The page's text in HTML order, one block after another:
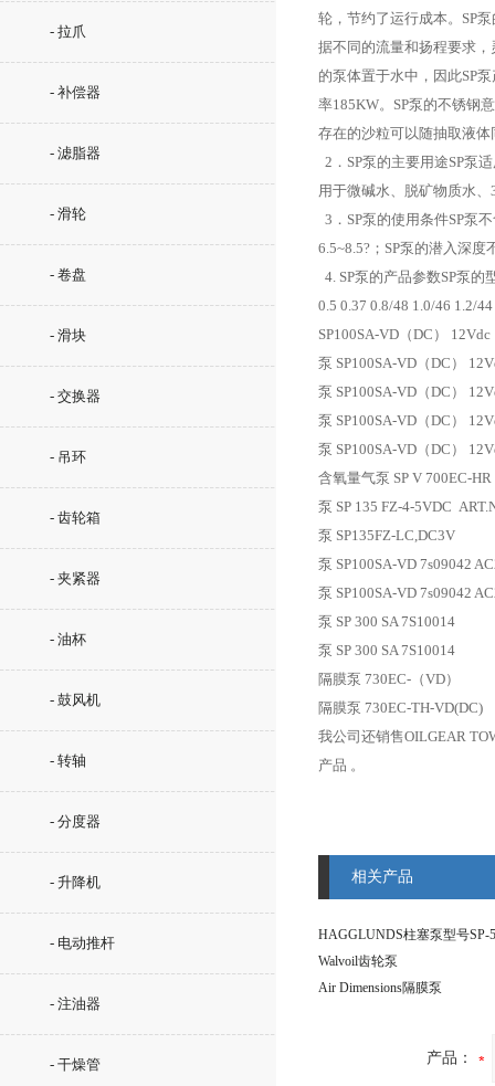
- 拉爪
- 补偿器
- 滤脂器
- 滑轮
- 卷盘
- 滑块
- 交换器
- 吊环
- 齿轮箱
- 夹紧器
- 油杯
- 鼓风机
- 转轴
- 分度器
- 升降机
- 电动推杆
- 注油器
- 干燥管
轮，节约了运行成本。SP
据不同的流量和扬程要求
的泵体置于水中，因此SP
率185KW。SP泵的不锈钢
存在的沙粒可以随抽取液
2．SP泵的主要用途SP泵
用于微碱水、脱矿物质水
3．SP泵的使用条件SP泵
6.5~8.5?；SP泵的潜入深度
4. SP泵的产品参数SP泵的
0.5 0.37 0.8/48 1.0/46 1.2/
SP100SA-VD（DC） 12Vdc
泵 SP100SA-VD（DC）
泵 SP100SA-VD（DC）
泵 SP100SA-VD（DC）
泵 SP100SA-VD（DC）
含氧量气泵 SP V 700EC-
泵 SP 135 FZ-4-5VDC
泵 SP135FZ-LC,DC3V
泵 SP100SA-VD 7s09042
泵 SP100SA-VD 7s09042
泵 SP 300 SA 7S10014
泵 SP 300 SA 7S10014
隔膜泵 730EC-（VD）
隔膜泵 730EC-TH-VD(DC)
我公司还销售OILGEAR
产品 。
相关产品
Walvoil齿轮泵
Air Dimensions隔膜泵
产品：